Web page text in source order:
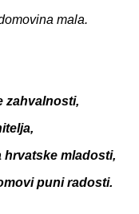
mala.
zahvalnosti,
hrvatske mladosti,
puni radosti.